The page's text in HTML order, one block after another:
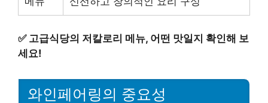
✅ 고급식당의 저칼로리 메뉴, 어떤 맛일지 확인해 보
세요!
와인페어링의 중요성